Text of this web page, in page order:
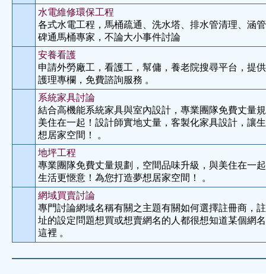
水電維修環保工程
各式水電工程，馬桶疏通、洗水塔、排水管清理、涵
碑通馬桶專家，不論大小事件討論
安養看護
申請外勞廠工，看護工，幫傭，養老院搜尋平台，提
護理專欄，免費諮詢服務 。
系統家具討論
結合高機能系統家具與室內設計，專業團隊免費丈量
美住在一起！設計師實地丈量，客製化家具設計，讓
想居家空間！ 。
地坪工程
專業團隊免費丈量規劃，空間品味升級，與美住在一
生活更愜意！為您打造夢想居家空間！ 。
網域買賣討論
專門討論網域名稱有關之主題有關如何選擇註冊商，
址的設定問題想買或想賣網名的人都很想知道某個網
這裡 。